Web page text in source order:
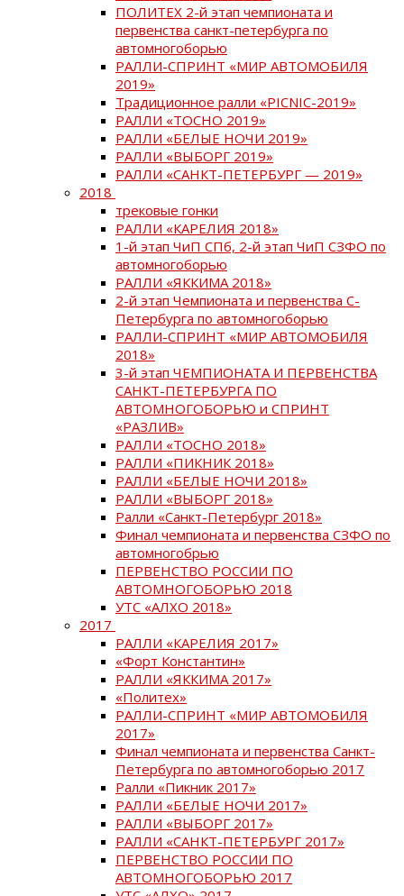
ПОЛИТЕХ 2-й этап чемпионата и
первенства санкт-петербурга по
автомногоборью
РАЛЛИ-СПРИНТ «МИР АВТОМОБИЛЯ
2019»
Традиционное ралли «PICNIC-2019»
РАЛЛИ «ТОСНО 2019»
РАЛЛИ «БЕЛЫЕ НОЧИ 2019»
РАЛЛИ «ВЫБОРГ 2019»
РАЛЛИ «САНКТ-ПЕТЕРБУРГ — 2019»
2018
трековые гонки
РАЛЛИ «КАРЕЛИЯ 2018»
1-й этап ЧиП СПб, 2-й этап ЧиП СЗФО по
автомногоборью
РАЛЛИ «ЯККИМА 2018»
2-й этап Чемпионата и первенства С-
Петербурга по автомногоборью
РАЛЛИ-СПРИНТ «МИР АВТОМОБИЛЯ
2018»
3-й этап ЧЕМПИОНАТА И ПЕРВЕНСТВА
САНКТ-ПЕТЕРБУРГА ПО
АВТОМНОГОБОРЬЮ и СПРИНТ
«РАЗЛИВ»
РАЛЛИ «ТОСНО 2018»
РАЛЛИ «ПИКНИК 2018»
РАЛЛИ «БЕЛЫЕ НОЧИ 2018»
РАЛЛИ «ВЫБОРГ 2018»
Ралли «Санкт-Петербург 2018»
Финал чемпионата и первенства СЗФО по
автомногобрью
ПЕРВЕНСТВО РОССИИ ПО
АВТОМНОГОБОРЬЮ 2018
УТС «АЛХО 2018»
2017
РАЛЛИ «КАРЕЛИЯ 2017»
«Форт Константин»
РАЛЛИ «ЯККИМА 2017»
«Политех»
РАЛЛИ-СПРИНТ «МИР АВТОМОБИЛЯ
2017»
Финал чемпионата и первенства Санкт-
Петербурга по автомногоборью 2017
Ралли «Пикник 2017»
РАЛЛИ «БЕЛЫЕ НОЧИ 2017»
РАЛЛИ «ВЫБОРГ 2017»
РАЛЛИ «САНКТ-ПЕТЕРБУРГ 2017»
ПЕРВЕНСТВО РОССИИ ПО
АВТОМНОГОБОРЬЮ 2017